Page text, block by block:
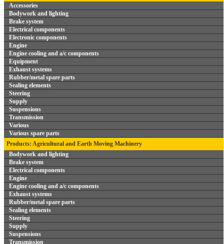
Accessories
Bodywork and lighting
Brake system
Electrical components
Electronic components
Engine
Engine cooling and a/c components
Equipment
Exhaust systems
Rubber/metal spare parts
Sealing elements
Steering
Supply
Suspensions
Transmission
Various
Various spare parts
Products: Agricultural and Earth Moving Machinery
Bodywork and lighting
Brake system
Electrical components
Engine
Engine cooling and a/c components
Exhaust systems
Rubber/metal spare parts
Sealing elements
Steering
Supply
Suspensions
Transmission